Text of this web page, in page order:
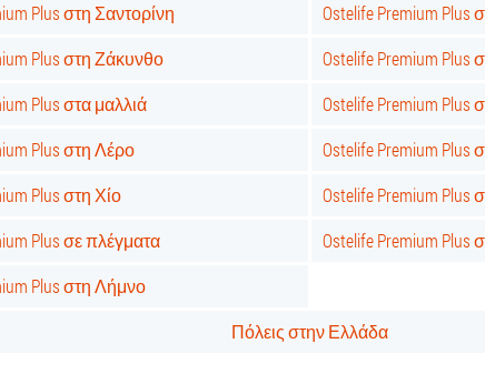
Plus στη Σαντορίνη
Ostelife Premium Plus
Plus στη Ζάκυνθο
Ostelife Premium Plus
Plus στα μαλλιά
Ostelife Premium Plus
Plus στη Λέρο
Ostelife Premium Plus
Plus στη Χίο
Ostelife Premium
Plus σε πλέγματα
Ostelife Premium Plus
Plus στη Λήμνο
Πόλεις στην Ελλάδα